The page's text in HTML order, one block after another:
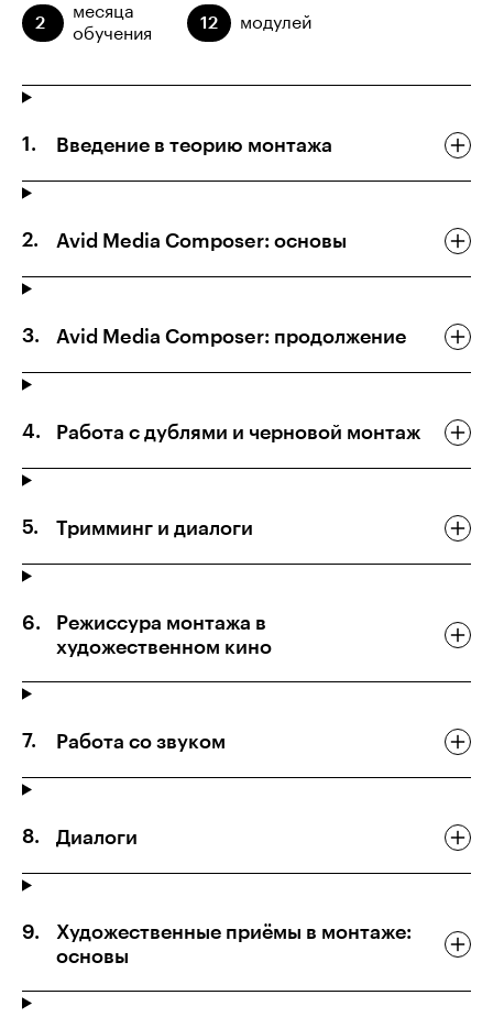
2
месяца
обучения
12 модулей
Введение в теорию монтажа
Avid Media Composer: основы
Avid Media Composer: продолжение
Работа с дублями и черновой монтаж
Тримминг и диалоги
Режиссура монтажа в
художественном кино
Работа со звуком
Диалоги
Художественные приёмы в монтаже:
основы